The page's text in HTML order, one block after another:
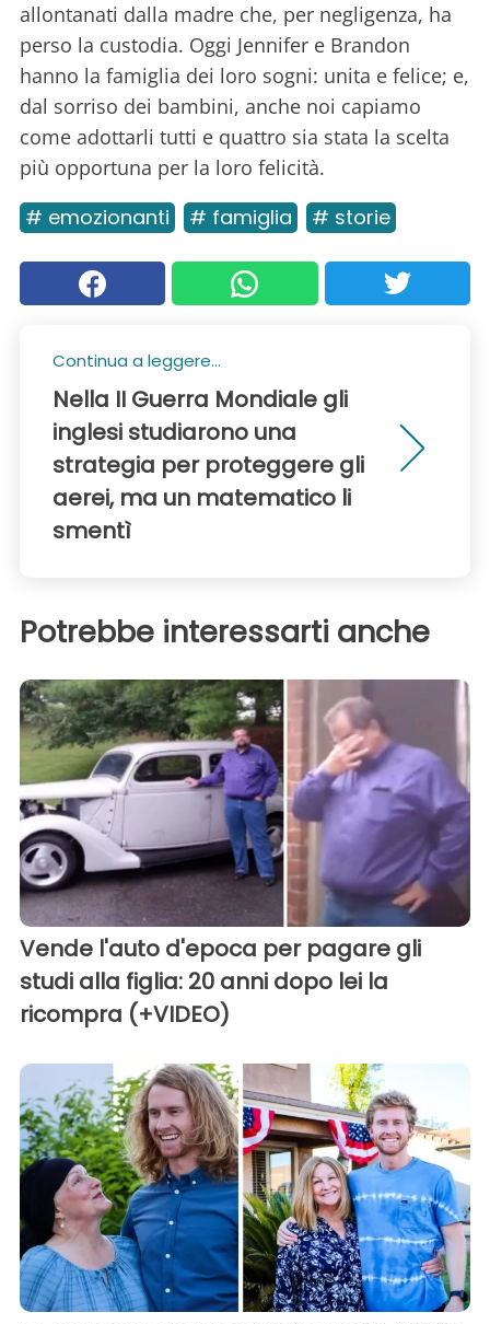
allontanati dalla madre che, per negligenza, ha
perso la custodia. Oggi Jennifer e Brandon
hanno la famiglia dei loro sogni: unita e felice; e,
dal sorriso dei bambini, anche noi capiamo
come adottarli tutti e quattro sia stata la scelta
più opportuna per la loro felicità.
# emozionanti # famiglia # storie
Continua a leggere...
Nella II Guerra Mondiale gli
inglesi studiarono una
strategia per proteggere gli
aerei, ma un matematico li
smentì
Potrebbe interessarti anche
Vende l'auto d'epoca per pagare gli
studi alla figlia: 20 anni dopo lei la
ricompra (+VIDEO)